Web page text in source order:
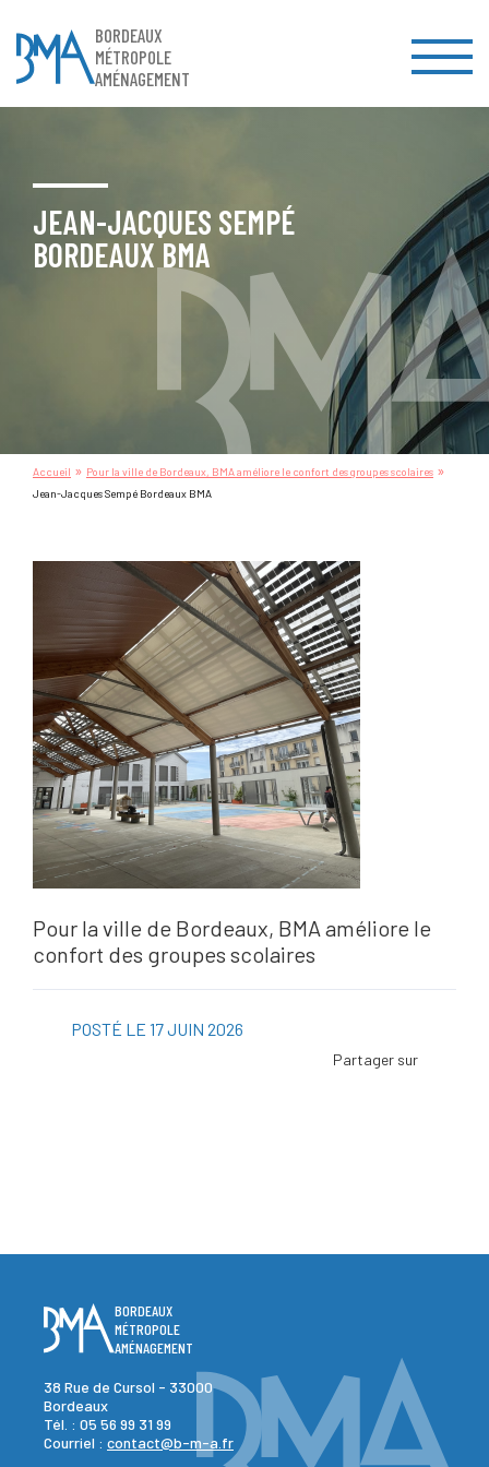
BORDEAUX
MÉTROPOLE
AMÉNAGEMENT
JEAN-JACQUES SEMPÉ
BORDEAUX BMA
Accueil » Pour la ville de Bordeaux, BMA améliore le confort des groupes scolaires »
Jean-Jacques Sempé Bordeaux BMA
Pour la ville de Bordeaux, BMA améliore le
confort des groupes scolaires
POSTÉ LE 17 JUIN 2026
Twitter
Viadeo
ScoopIt
BORDEAUX
MÉTROPOLE
AMÉNAGEMENT
38 Rue de Cursol - 33000
Bordeaux
Tél. : 05 56 99 31 99
Courriel : contact@b-m-a.fr